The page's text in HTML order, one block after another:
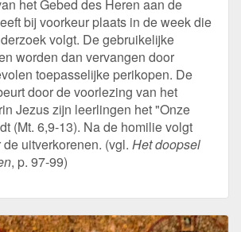
het Gebed des Heren aan de
bij voorkeur plaats in de week die
volgt. De gebruikelijke
worden dan vervangen door
toepasselijke perikopen. De
door de voorlezing van het
Jezus zijn leerlingen het "Onze
(Mt. 6,9-13). Na de homilie volgt
uitverkorenen. (vgl. Het doopsel
, p. 97-99)